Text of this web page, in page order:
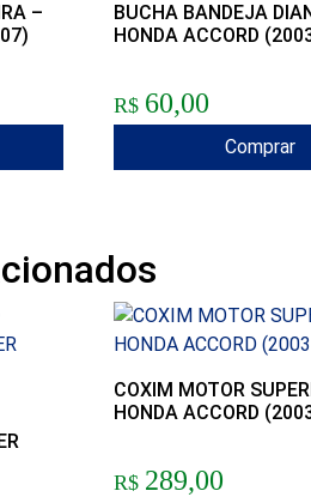
–
BUCHA BANDEJA
HONDA ACCORD
R$ 60,00
Comprar
COXIM MOTOR
HONDA ACCORD
R$ 289,00